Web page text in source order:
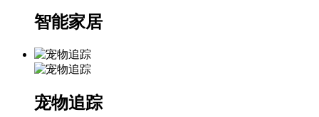
智能家居
宠物追踪